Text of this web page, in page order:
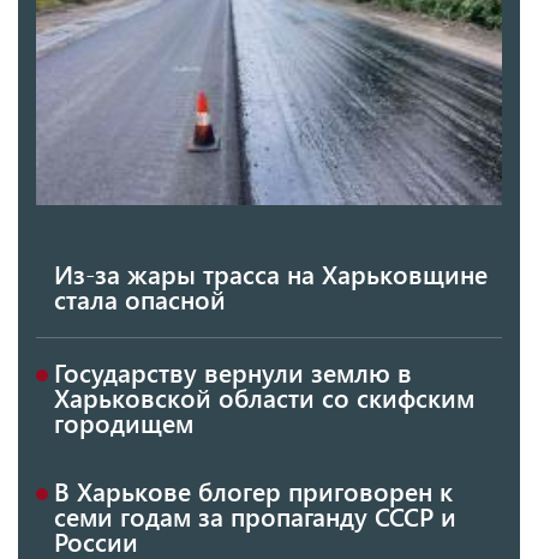
Из-за жары трасса на Харьковщине
стала опасной
Государству вернули землю в
Харьковской области со скифским
городищем
В Харькове блогер приговорен к
семи годам за пропаганду СССР и
России